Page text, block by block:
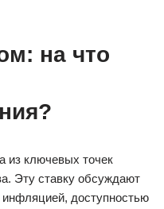
на что
из ключевых точек
Эту ставку обсуждают
инфляцией, доступностью